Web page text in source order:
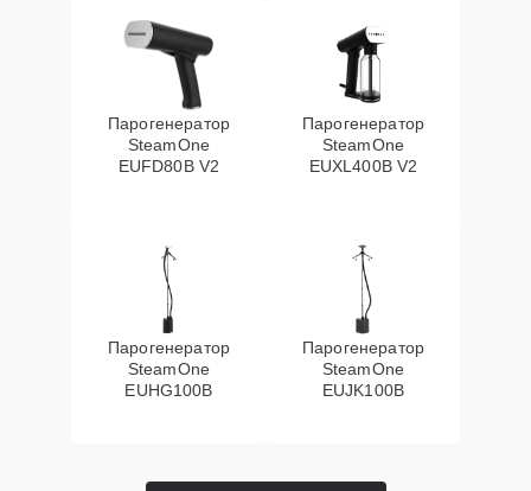
Парогенератор
SteamOne
EUFD80B V2
Парогенератор
SteamOne
EUXL400B V2
Парогенератор
SteamOne
EUHG100B
Парогенератор
SteamOne
EUJK100B